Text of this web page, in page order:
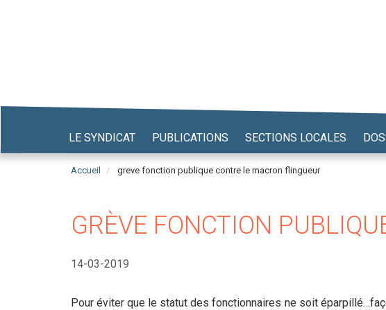
LE SYNDICAT PUBLICATIONS SECTIONS LOCALES
Accueil greve fonction publique contre le macron flingueur
GRÈVE FONCTION
14-03-2019
Pour éviter que le statut des fonctionnaires ne soit